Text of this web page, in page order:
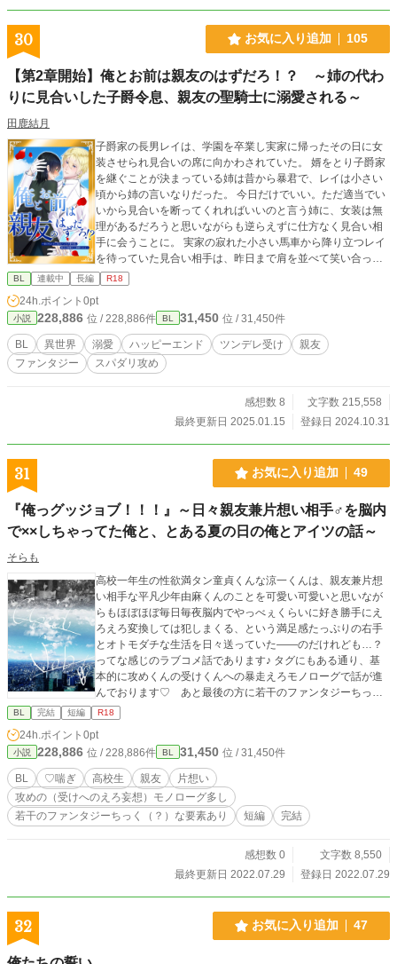
30 お気に入り追加 105
【第2章開始】俺とお前は親友のはずだろ！？ ～姉の代わ
りに見合いした子爵令息、親友の聖騎士に溺愛される～
田鹿結月
子爵家の長男レイは、学園を卒業し実家に帰ったその日に女
装させられ見合いの席に向かわされていた。 婿をとり子爵家
を継ぐことが決まっている姉は昔から暴君で、レイは小さい
頃から姉の言いなりだった。 今日だけでいい。ただ適当でい
いから見合いを断ってくれればいいのと言う姉に、女装は無
理があるだろうと思いながらも逆らえずに仕方なく見合い相
手に会うことに。 実家の寂れた小さい馬車から降り立つレイ
を待っていた見合い相手は、昨日まで肩を並べて笑い合って
いた親友。 卒業を機に侯爵家から籍を抜き、聖騎士となるこ
とを誓っていたエディだった。 「貴女を愛することはできな
い」 「ならこの婚約はやはりなかったことに」 「私は、貴方
の弟君を愛しています」 「……はぁ？」 友情しか感じていな
かった親友の愛の告白。 レイは、親友の知らなかった顔を知
る。
BL 連載中 長編 R18
24h.ポイント 0pt
小説 228,886 位 / 228,886件 BL 31,450 位 / 31,450件
BL 異世界 溺愛 ハッピーエンド ツンデレ受け
親友
ファンタジー
スパダリ攻め
感想数 8
文字数 215,558
最終更新日 2025.01.15
登録日 2024.10.31
31 お気に入り追加 49
『俺っグッジョブ！！！』～日々親友兼片想い相手♂を脳内
で××しちゃってた俺と、とある夏の日の俺とアイツの話～
そらも
高校一年生の性欲満タン童貞くんな涼一くんは、親友兼片想
い相手な平凡少年由麻くんのことを可愛い可愛いと思いなが
らもほぼほぼ毎日毎夜脳内でやっべぇくらいに好き勝手にえ
ろえろ変換しては犯しまくる、という満足感たっぷりの右手
とオトモダチな生活を日々送っていた――のだけれども…？
ってな感じのラブコメ話であります♪ タグにもある通り、基
本的に攻めくんの受けくんへの暴走えろモノローグで話が進
んでおります♡ あと最後の方に若干のファンタジーちっく
（？）な要素もございますのでご了承くださいませ！ ※ R-
18エロもので、♡（ハート）喘ぎ満載です。 ※ 素敵な表紙
は、pixiv小説用フリー素材にて、『やまなし』様からお借り
しました。ありがとうございます！
BL 完結 短編 R18
24h.ポイント 0pt
小説 228,886 位 / 228,886件 BL 31,450 位 / 31,450件
BL ♡喘ぎ 高校生 親友
片想い
攻めの（受けへのえろ妄想）モノローグ多し
若干のファンタジーちっく（？）な要素あり
短編 完結
感想数 0
文字数 8,550
最終更新日 2022.07.29
登録日 2022.07.29
32 お気に入り追加 47